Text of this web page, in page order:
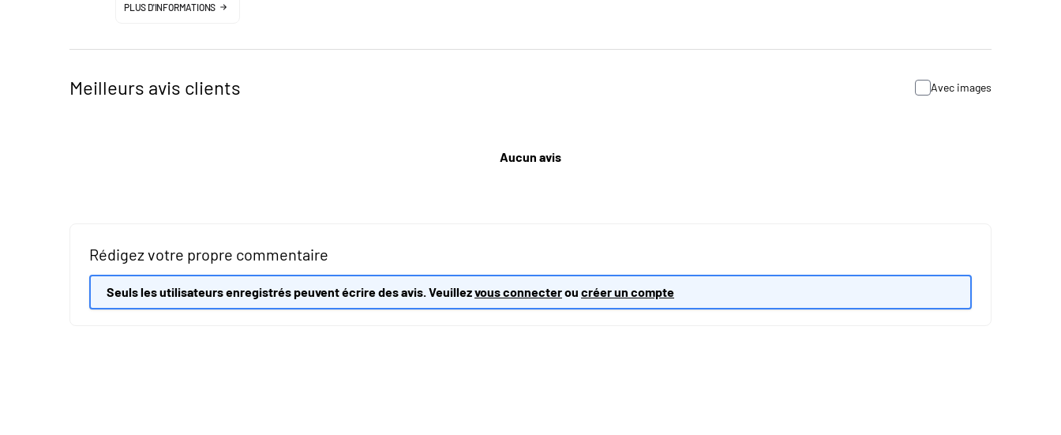
PLUS D'INFORMATIONS
Meilleurs avis clients Avec images
Aucun avis
Rédigez votre propre commentaire
Seuls les utilisateurs enregistrés peuvent écrire des avis. Veuillezvous connecterou créer un compte